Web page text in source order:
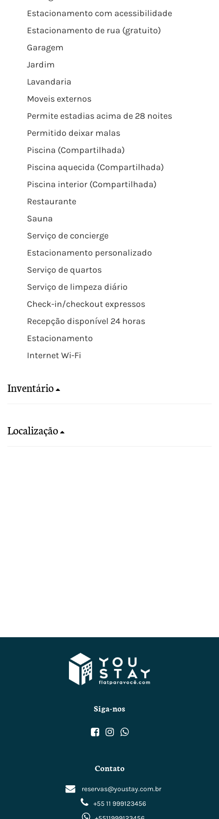
Estacionamento com acessibilidade
Estacionamento de rua (gratuito)
Garagem
Jardim
Lavandaria
Moveis externos
Permite estadias acima de 28 noites
Permitido deixar malas
Piscina (Compartilhada)
Piscina aquecida (Compartilhada)
Piscina interior (Compartilhada)
Restaurante
Sauna
Serviço de concierge
Estacionamento personalizado
Serviço de quartos
Serviço de limpeza diário
Check-in/checkout expressos
Recepção disponível 24 horas
Estacionamento
Internet Wi-Fi
Inventário
Localização
Siga-nos
Contato
reservas@youstay.com.br
+55 11 999123456